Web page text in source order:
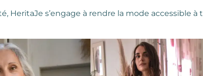
HeritaJe s’engage à rendre la mode accessible